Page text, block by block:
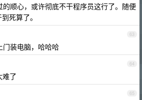
的顺心，或许彻底不干程序员这行了。随便
死算了。
63
门装电脑，哈哈哈
64
难了
65